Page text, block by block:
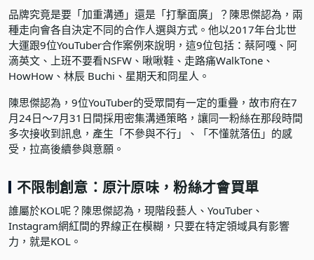
品牌究竟是要「加重溝通」還是「打擊面廣」？陳思傑認為，兩
種走向會各自決定不同的合作人選與方式。他以2017年台北世
大運跟9位YouTuber合作案例來說明，這9位包括：蔡阿嘎、阿
滴英文、上班不要看NSFW、啾啾鞋、走路痛WalkTone、
HowHow、林辰 Buchi、星期天和冏星人。
陳思傑認為，9位YouTuber的受眾間有一定的重疊，故市府在7
月24日～7月31日間採用密集溝通策略，讓同一粉絲在那段時間
多次接收到訊息，產生「不參與不行」、「不懂就落伍」的感
受，拉高後續參與意願。
不限制創意：原汁原味，粉絲才會買單
誰屬於KOL呢？陳思傑認為，現階段藝人、YouTuber、
Instagram網紅間的界線正在模糊，只要在特定領域具有影響
力，就是KOL。